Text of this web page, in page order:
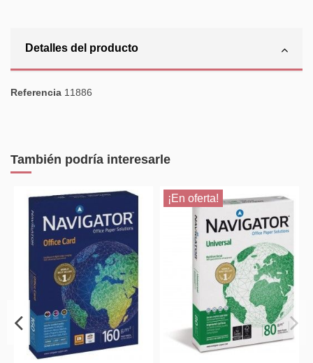
Detalles del producto
Referencia 11886
También podría interesarle
¡En oferta!